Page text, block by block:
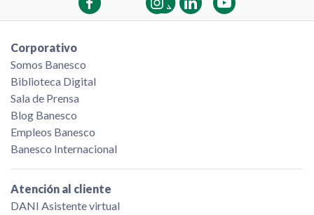
Corporativo
Somos Banesco
Biblioteca Digital
Sala de Prensa
Blog Banesco
Empleos Banesco
Banesco Internacional
Atención al cliente
DANI Asistente virtual